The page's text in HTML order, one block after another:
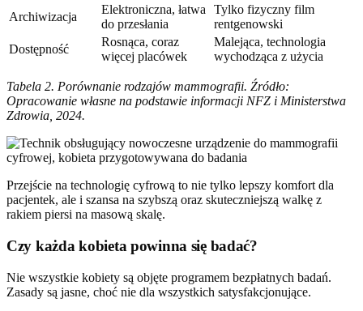
Archiwizacja
Elektroniczna, łatwa
do przesłania
Tylko fizyczny film
rentgenowski
Dostępność
Rosnąca, coraz
więcej placówek
Malejąca, technologia
wychodząca z użycia
Tabela 2. Porównanie rodzajów mammografii. Źródło:
Opracowanie własne na podstawie informacji NFZ i Ministerstwa
Zdrowia, 2024.
Przejście na technologię cyfrową to nie tylko lepszy komfort dla
pacjentek, ale i szansa na szybszą oraz skuteczniejszą walkę z
rakiem piersi na masową skalę.
Czy każda kobieta powinna się badać?
Nie wszystkie kobiety są objęte programem bezpłatnych badań.
Zasady są jasne, choć nie dla wszystkich satysfakcjonujące.